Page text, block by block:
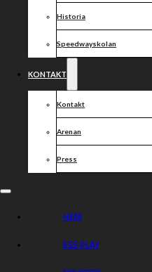
Historia
Speedwayskolan
KONTAKT
Kontakt
Arenan
Press
HEM
ESS PLAY